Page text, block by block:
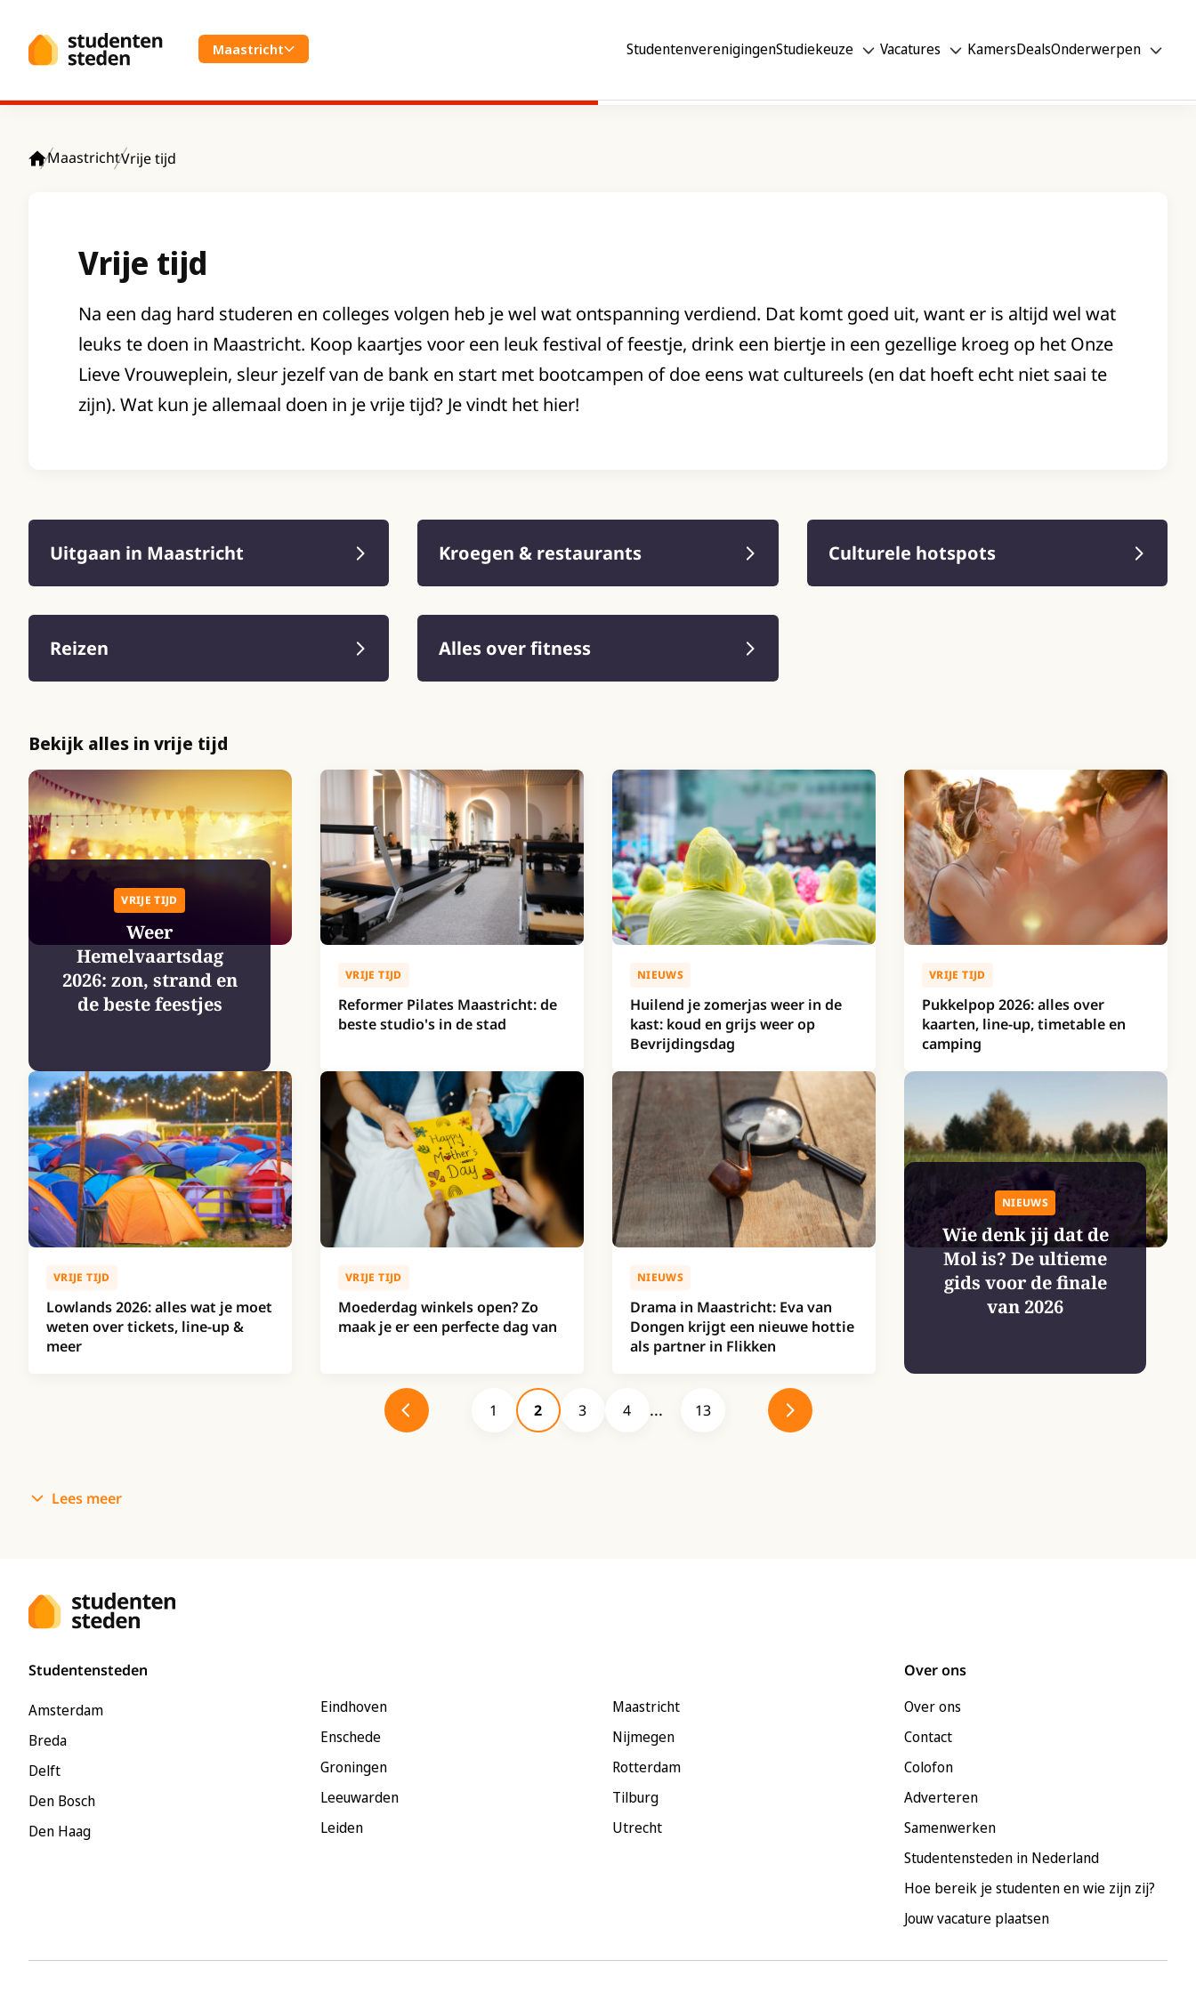
Maastricht StudentenverenigingenStudiekeuze Vacatures KamersDealsOnderwerpen
MaastrichtVrije tijd
Vrije tijd
Na een dag hard studeren en colleges volgen heb je wel wat ontspanning verdiend. Dat komt goed uit, want er is altijd wel wat
leuks te doen in Maastricht. Koop kaartjes voor een leuk festival of feestje, drink een biertje in een gezellige kroeg op het Onze
Lieve Vrouweplein, sleur jezelf van de bank en start met bootcampen of doe eens wat cultureels (en dat hoeft echt niet saai te
zijn). Wat kun je allemaal doen in je vrije tijd? Je vindt het hier!
Uitgaan in Maastricht Kroegen & restaurants Culturele hotspots
Reizen Alles over fitness
Bekijk alles in vrije tijd
VRIJE TIJD
Weer
Hemelvaartsdag
2026: zon, strand en
de beste feestjes
VRIJE TIJD
Reformer Pilates Maastricht: de
beste studio's in de stad
NIEUWS
Huilend je zomerjas weer in de
kast: koud en grijs weer op
Bevrijdingsdag
VRIJE TIJD
Pukkelpop 2026: alles over
kaarten, line-up, timetable en
camping
VRIJE TIJD
Lowlands 2026: alles wat je moet
weten over tickets, line-up &
meer
VRIJE TIJD
Moederdag winkels open? Zo
maak je er een perfecte dag van
NIEUWS
Drama in Maastricht: Eva van
Dongen krijgt een nieuwe hottie
als partner in Flikken
NIEUWS
Wie denk jij dat de
Mol is? De ultieme
gids voor de finale
van 2026
1 2 3 4 13
Lees meer
Studentensteden
Amsterdam
Breda
Delft
Den Bosch
Den Haag
Eindhoven
Enschede
Groningen
Leeuwarden
Leiden
Maastricht
Nijmegen
Rotterdam
Tilburg
Utrecht
Over ons
Over ons
Contact
Colofon
Adverteren
Samenwerken
Studentensteden in Nederland
Hoe bereik je studenten en wie zijn zij?
Jouw vacature plaatsen